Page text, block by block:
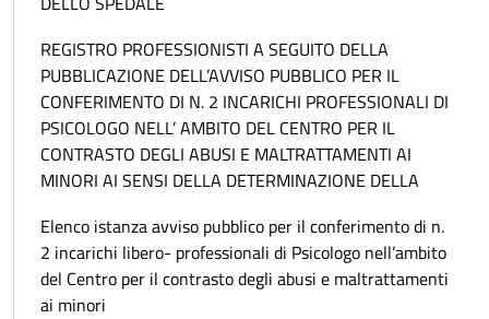
REGISTRO PROFESSIONISTI A SEGUITO DELLA
PUBBLICAZIONE DELL’AVVISO PUBBLICO PER IL
CONFERIMENTO DI N. 2 INCARICHI PROFESSIONALI DI
PSICOLOGO NELL’ AMBITO DEL CENTRO PER IL
CONTRASTO DEGLI ABUSI E MALTRATTAMENTI AI
MINORI AI SENSI DELLA DETERMINAZIONE DELLA
Elenco istanza avviso pubblico per il conferimento di n.
2 incarichi libero- professionali di Psicologo nell’ambito
del Centro per il contrasto degli abusi e maltrattamenti
ai minori